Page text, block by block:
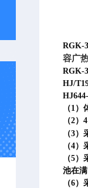
RGK-
容广
RGK-
HJ/
（1
（2
（3
（4
（5
池在
（6